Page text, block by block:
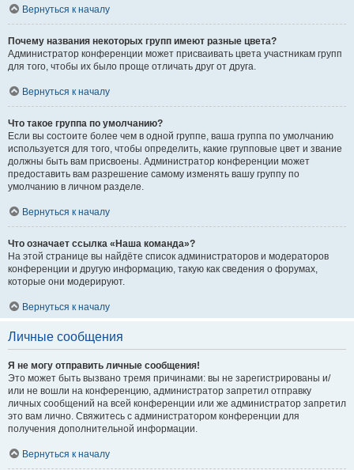
Вернуться к началу
Почему названия некоторых групп имеют разные цвета?
Администратор конференции может присваивать цвета участникам групп
для того, чтобы их было проще отличать друг от друга.
Вернуться к началу
Что такое группа по умолчанию?
Если вы состоите более чем в одной группе, ваша группа по умолчанию
используется для того, чтобы определить, какие групповые цвет и звание
должны быть вам присвоены. Администратор конференции может
предоставить вам разрешение самому изменять вашу группу по
умолчанию в личном разделе.
Вернуться к началу
Что означает ссылка «Наша команда»?
На этой странице вы найдёте список администраторов и модераторов
конференции и другую информацию, такую как сведения о форумах,
которые они модерируют.
Вернуться к началу
Личные сообщения
Я не могу отправить личные сообщения!
Это может быть вызвано тремя причинами: вы не зарегистрированы и/
или не вошли на конференцию, администратор запретил отправку
личных сообщений на всей конференции или же администратор запретил
это вам лично. Свяжитесь с администратором конференции для
получения дополнительной информации.
Вернуться к началу